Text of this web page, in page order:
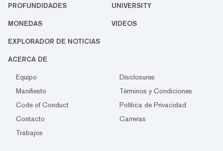
PROFUNDIDADES UNIVERSITY
MONEDAS VIDEOS
EXPLORADOR DE NOTICIAS
ACERCA DE
Equipo
Disclosures
Manifiesto
Términos y Condiciones
Code of Conduct
Política de Privacidad
Contacto
Carreras
Trabajos